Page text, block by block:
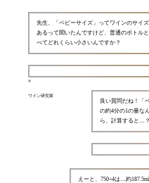
先生、「ベビーサイズ」ってワインのサイ
あるって聞いたんですけど、普通のボトル
べてどれくらい小さいんですか？
ワイン研究家
良い質問だね！「
の約4分の1の量な
ら、計算すると…？
えーと、750÷4は…約